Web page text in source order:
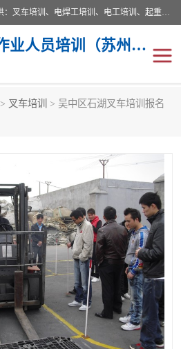
苏州宏远特种作业人员培训，提供：叉车培训、电焊工培训、电工培训、起重机培训、电梯培训、登高培训等服务苏州本地培训服务。始终坚持“以人为本，质量立校”的办学思想，以培养社会应用型人才为己任，明码收费，诚实守信，中途不收任何费用。随到随学，学会为止，一期未学会者免费再学，直到学会为止。
宏远特种作业人员培训（苏州）有限公司
> 叉车培训
> 吴中区石湖叉车培训报名
登高培训
叉车培训机构
叉车技能培训
专业叉车培训
叉车操作证培训复审